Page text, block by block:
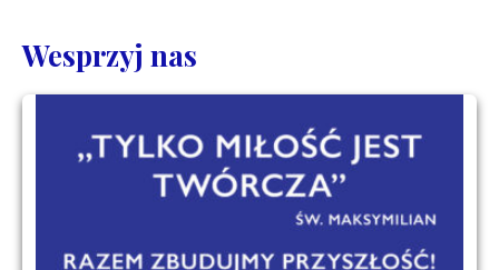
Wesprzyj nas